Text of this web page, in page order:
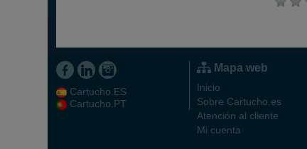
Cartucho.ES
Cartucho.PT
Mapa web
Inicio
Sobre Cartucho.es
Atención al cliente
Mi cuenta